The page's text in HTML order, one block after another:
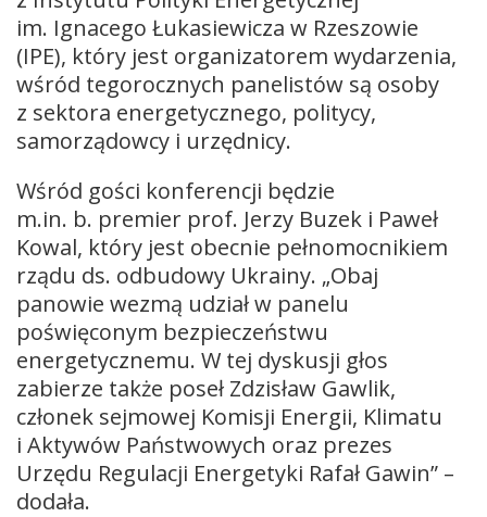
im. Ignacego Łukasiewicza w Rzeszowie
(IPE), który jest organizatorem wydarzenia,
wśród tegorocznych panelistów są osoby
z sektora energetycznego, politycy,
samorządowcy i urzędnicy.
Wśród gości konferencji będzie
m.in. b. premier prof. Jerzy Buzek i Paweł
Kowal, który jest obecnie pełnomocnikiem
rządu ds. odbudowy Ukrainy. „Obaj
panowie wezmą udział w panelu
poświęconym bezpieczeństwu
energetycznemu. W tej dyskusji głos
zabierze także poseł Zdzisław Gawlik,
członek sejmowej Komisji Energii, Klimatu
i Aktywów Państwowych oraz prezes
Urzędu Regulacji Energetyki Rafał Gawin” –
dodała.